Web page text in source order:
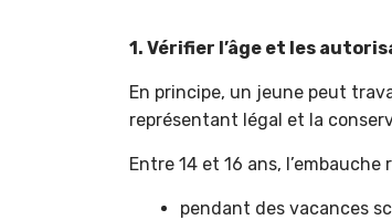
1. Vérifier l’âge et les
En principe, un jeune peut
représentant légal et la
Entre 14 et 16 ans,
pendant des vacances